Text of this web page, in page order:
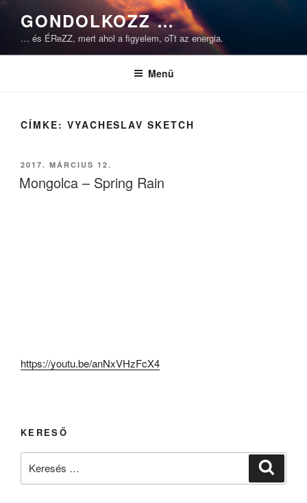
Tartalomhoz
GONDOLKOZZ …
… és ÉReZZ, mert ahol a figyelem, oTt az energia.
Menü
CÍMKE: VYACHESLAV SKETCH
BEKÜLDVE:
2017. MÁRCIUS 12.
Mongolca – Spring Rain
https://youtu.be/anNxVHzFcX4
KERESŐ